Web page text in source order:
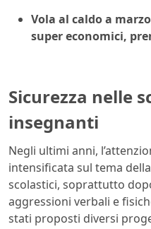
Vola al caldo a
super economici,
Sicurezza nelle
insegnanti
Negli ultimi anni,
intensificata sul tema
scolastici, soprattutto
aggressioni verbali e
stati proposti diversi